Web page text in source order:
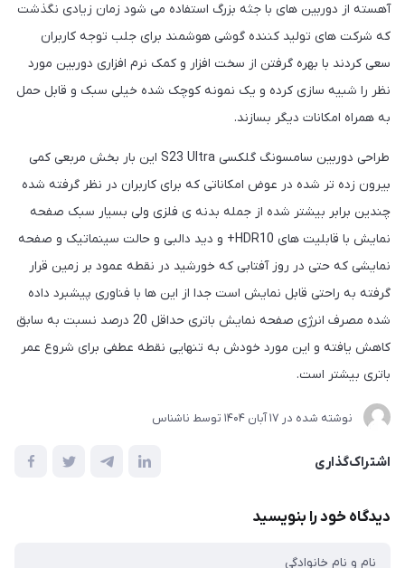
آهسته از دوربین های با جثه بزرگ استفاده می شود زمان زیادی نگذشت
که شرکت های تولید کننده گوشی هوشمند برای جلب توجه کاربران
سعی کردند با بهره گرفتن از سخت افزار و کمک نرم افزاری دوربین مورد
نظر را شبیه سازی کرده و یک نمونه کوچک شده خیلی سبک و قابل حمل
به همراه امکانات دیگر بسازند.
طراحی دوربین سامسونگ گلکسی S23 Ultra این بار بخش مربعی کمی
بیرون زده تر شده در عوض امکاناتی که برای کاربران در نظر گرفته شده
چندین برابر بیشتر شده از جمله بدنه ی فلزی ولی بسیار سبک صفحه
نمایش با قابلیت های HDR10+ و دید دالبی و حالت سینماتیک و صفحه
نمایشی که حتی در روز آفتابی که خورشید در نقطه عمود بر زمین قرار
گرفته به راحتی قابل نمایش است جدا از این ها با فناوری پیشبرد داده
شده مصرف انرژی صفحه نمایش باتری حداقل 20 درصد نسبت به سابق
کاهش یافته و این مورد خودش به تنهایی نقطه عطفی برای شروع عمر
باتری بیشتر است.
نوشته شده در 17 آبان 1404 توسط ناشناس
اشتراک‌گذاری
دیدگاه خود را بنویسید